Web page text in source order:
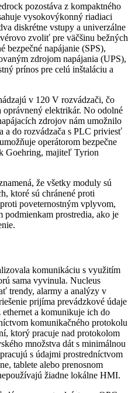
pozostáva z kompaktného
vysokovýkonný riadiaci
diskrétne vstupy a univerzálne
zvoliť pre väčšinu bežných
bezpečné napájanie (SPS),
zdrojom napájania (UPS),
prínos pre celú inštaláciu a
v 120 V rozvádzači, čo
oprávnený elektrikár. No odolné
zdrojov nám umožnilo
a do rozvádzača s PLC priviesť
operátorom bezpečne
Goehring, majiteľ Tyrion
že všetky moduly sú
ktoré sú chránené proti
poveternostným vplyvom,
prostredia, ako je
komunikáciu s využitím
sama vyvinula. Nucleus
trendy, alarmy a analýzy v
prijíma prevádzkové údaje
a komunikuje ich do
komunikačného protokolu
ktorý pracuje nad protokolom
množstva dát s minimálnou
s údajmi prostredníctvom
tablete alebo prenosnom
žiadne lokálne HMI.